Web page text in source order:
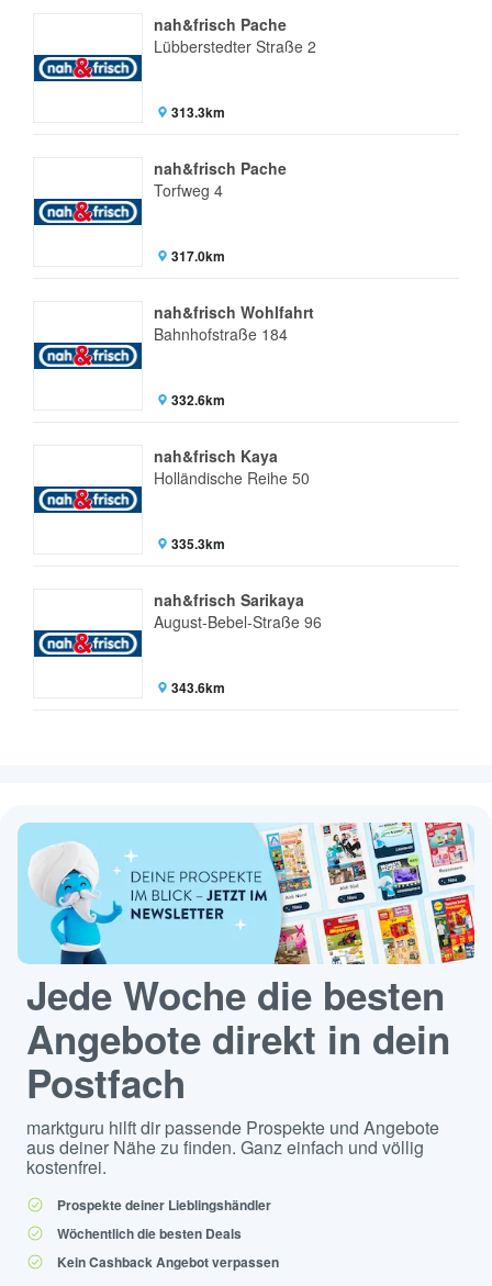
nah&frisch Pache
Lübberstedter Straße 2
313.3km
nah&frisch Pache
Torfweg 4
317.0km
nah&frisch Wohlfahrt
Bahnhofstraße 184
332.6km
nah&frisch Kaya
Holländische Reihe 50
335.3km
nah&frisch Sarikaya
August-Bebel-Straße 96
343.6km
Jede Woche die besten
Angebote direkt in dein
Postfach
marktguru hilft dir passende Prospekte und Angebote
aus deiner Nähe zu finden. Ganz einfach und völlig
kostenfrei.
Prospekte deiner Lieblingshändler
Wöchentlich die besten Deals
Kein Cashback Angebot verpassen